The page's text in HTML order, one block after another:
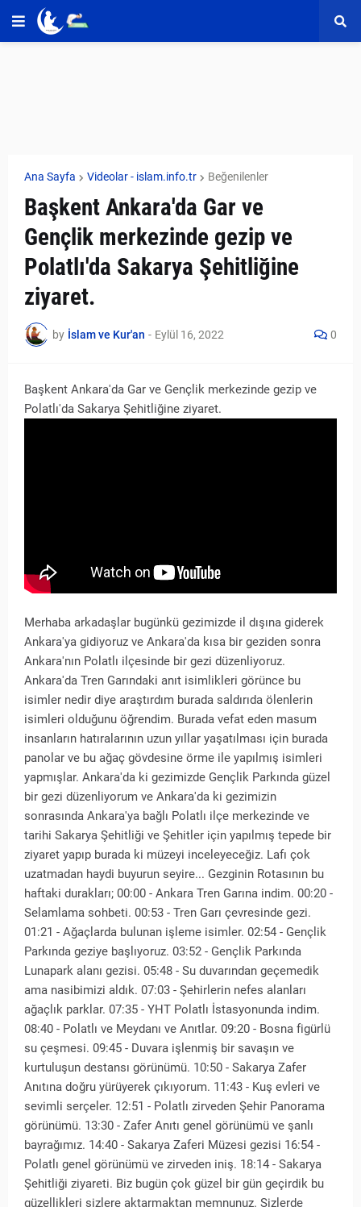
Ana Sayfa Videolar - islam.info.tr Beğenilenler
Başkent Ankara'da Gar ve
Gençlik merkezinde gezip ve
Polatlı'da Sakarya Şehitliğine
ziyaret.
by İslam ve Kur'an - Eylül 16, 2022 0
Başkent Ankara'da Gar ve Gençlik merkezinde gezip ve
Polatlı'da Sakarya Şehitliğine ziyaret.
Merhaba arkadaşlar bugünkü gezimizde il dışına giderek
Ankara'ya gidiyoruz ve Ankara'da kısa bir geziden sonra
Ankara'nın Polatlı ilçesinde bir gezi düzenliyoruz.
Ankara'da Tren Garındaki anıt isimlikleri görünce bu
isimler nedir diye araştırdım burada saldırıda ölenlerin
isimleri olduğunu öğrendim. Burada vefat eden masum
insanların hatıralarının uzun yıllar yaşatılması için burada
panolar ve bu ağaç gövdesine örme ile yapılmış isimleri
yapmışlar. Ankara'da ki gezimizde Gençlik Parkında güzel
bir gezi düzenliyorum ve Ankara'da ki gezimizin
sonrasında Ankara'ya bağlı Polatlı ilçe merkezinde ve
tarihi Sakarya Şehitliği ve Şehitler için yapılmış tepede bir
ziyaret yapıp burada ki müzeyi inceleyeceğiz. Lafı çok
uzatmadan haydi buyurun seyire... Gezginin Rotasının bu
haftaki durakları; 00:00 - Ankara Tren Garına indim. 00:20 -
Selamlama sohbeti. 00:53 - Tren Garı çevresinde gezi.
01:21 - Ağaçlarda bulunan işleme isimler. 02:54 - Gençlik
Parkında geziye başlıyoruz. 03:52 - Gençlik Parkında
Lunapark alanı gezisi. 05:48 - Su duvarından geçemedik
ama nasibimizi aldık. 07:03 - Şehirlerin nefes alanları
ağaçlık parklar. 07:35 - YHT Polatlı İstasyonunda indim.
08:40 - Polatlı ve Meydanı ve Anıtlar. 09:20 - Bosna figürlü
su çeşmesi. 09:45 - Duvara işlenmiş bir savaşın ve
kurtuluşun destansı görünümü. 10:50 - Sakarya Zafer
Anıtına doğru yürüyerek çıkıyorum. 11:43 - Kuş evleri ve
sevimli serçeler. 12:51 - Polatlı zirveden Şehir Panorama
görünümü. 13:30 - Zafer Anıtı genel görünümü ve şanlı
bayrağımız. 14:40 - Sakarya Zaferi Müzesi gezisi 16:54 -
Polatlı genel görünümü ve zirveden iniş. 18:14 - Sakarya
Şehitliği ziyareti. Biz bugün çok güzel bir gün geçirdik bu
güzellikleri sizlere aktarmaktan memnunuz. Sizlerde